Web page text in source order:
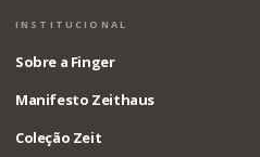
INSTITUCIONAL
Sobre a Finger
Manifesto Zeithaus
Coleção Zeit